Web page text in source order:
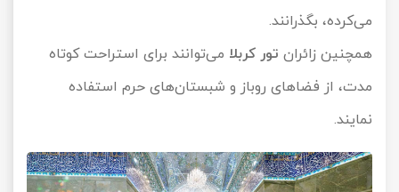
می‌کرده، بگذرانند.
همچنین زائران تور کربلا می‌توانند برای استراحت کوتاه
مدت، از فضاهای روباز و شبستان‌های حرم استفاده
نمایند.